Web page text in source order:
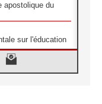
apostolique du
sur l'éducation
venue du Pape